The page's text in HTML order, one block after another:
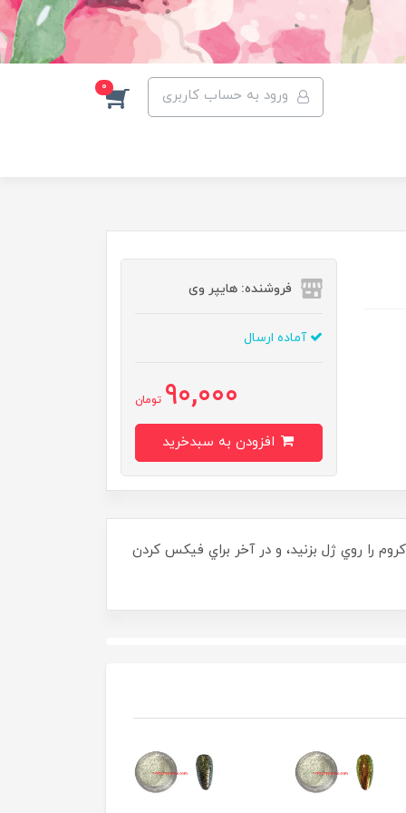
ورود به حساب کاربری 0
فروشنده: هایپر وی
آماده ارسال
90,000 تومان
را روي ژل بزنيد، و در آخر براي فيکس کردن